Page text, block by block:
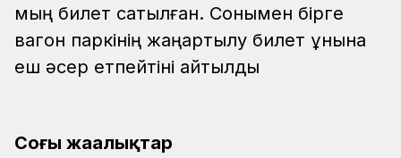
мың билет сатылған. Сонымен бірге
вагон паркінің жаңартылу билет құнына
еш әсер етпейтіні айтылды
Соңғы жаңалықтар